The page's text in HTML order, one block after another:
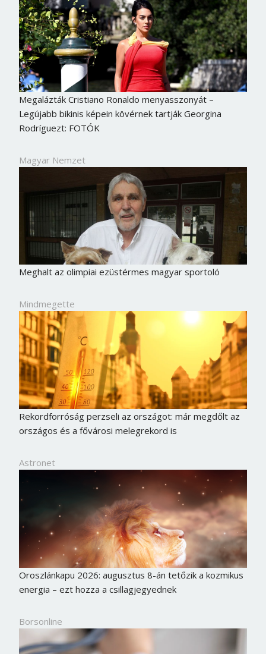
Megalázták Cristiano Ronaldo menyasszonyát –
Legújabb bikinis képein kövérnek tartják Georgina
Rodríguezt: FOTÓK
Magyar Nemzet
Meghalt az olimpiai ezüstérmes magyar sportoló
Mindmegette
Rekordforróság perzseli az országot: már megdőlt az
országos és a fővárosi melegrekord is
Astronet
Oroszlánkapu 2026: augusztus 8-án tetőzik a kozmikus
energia – ezt hozza a csillagjegyednek
Borsonline